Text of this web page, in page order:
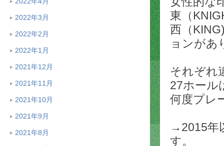
2022年3月
2022年2月
2022年1月
2021年12月
2021年11月
2021年10月
2021年9月
2021年8月
東（
西（
ョンがあ
それぞれ
27ホール
何度プレ
→2015年
す。